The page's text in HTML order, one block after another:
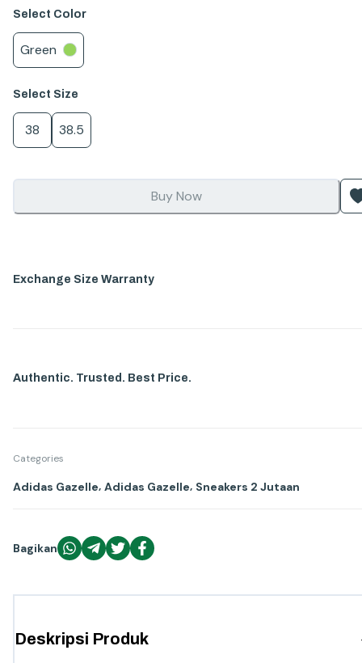
Select Color
Green
Select Size
38 38.5
Buy Now
Exchange Size Warranty
Authentic. Trusted. Best Price.
Categories
Adidas Gazelle, Adidas Gazelle, Sneakers 2 Jutaan
Bagikan
Deskripsi Produk